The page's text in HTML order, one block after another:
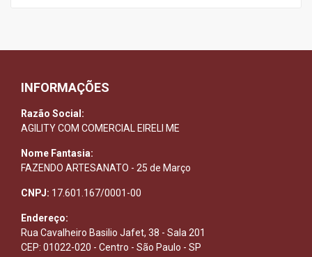
INFORMAÇÕES
Razão Social:
AGILITY COM COMERCIAL EIRELI ME
Nome Fantasia:
FAZENDO ARTESANATO - 25 de Março
CNPJ: 17.601.167/0001-00
Endereço:
Rua Cavalheiro Basilio Jafet, 38 - Sala 201
CEP: 01022-020 - Centro - São Paulo - SP